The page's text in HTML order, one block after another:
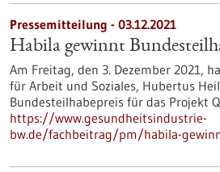
Pressemitteilung - 03.12.2021
Habila gewinnt
Am Freitag, den 3. Dezember 2021,
für Arbeit und Soziales, Hubertus
Bundesteilhabepreis für das Projekt
https://www.gesundheitsindustrie-
bw.de/fachbeitrag/pm/habila-